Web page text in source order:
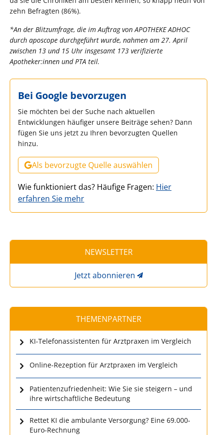
zehn Befragten (86%).
*An der Blitzumfrage, die im Auftrag von APOTHEKE ADHOC
durch aposcope durchgeführt wurde, nahmen am 27. April
zwischen 13 und 15 Uhr insgesamt 173 verifizierte
Apotheker:innen und PTA teil.
Bei Google bevorzugen
Sie möchten bei der Suche nach aktuellen
Entwicklungen häufiger unsere Beiträge sehen? Dann
fügen Sie uns jetzt zu Ihren bevorzugten Quellen
hinzu.
Als bevorzugte Quelle auswählen
Wie funktioniert das? Häufige Fragen: Hier
erfahren Sie mehr
NEWSLETTER
Jetzt abonnieren
THEMENPARTNER
KI-Telefonassistenten für Arztpraxen im Vergleich
Online-Rezeption für Arztpraxen im Vergleich
Patientenzufriedenheit: Wie Sie sie steigern – und
ihre wirtschaftliche Bedeutung
Rettet KI die ambulante Versorgung? Eine 69.000-
Euro-Rechnung